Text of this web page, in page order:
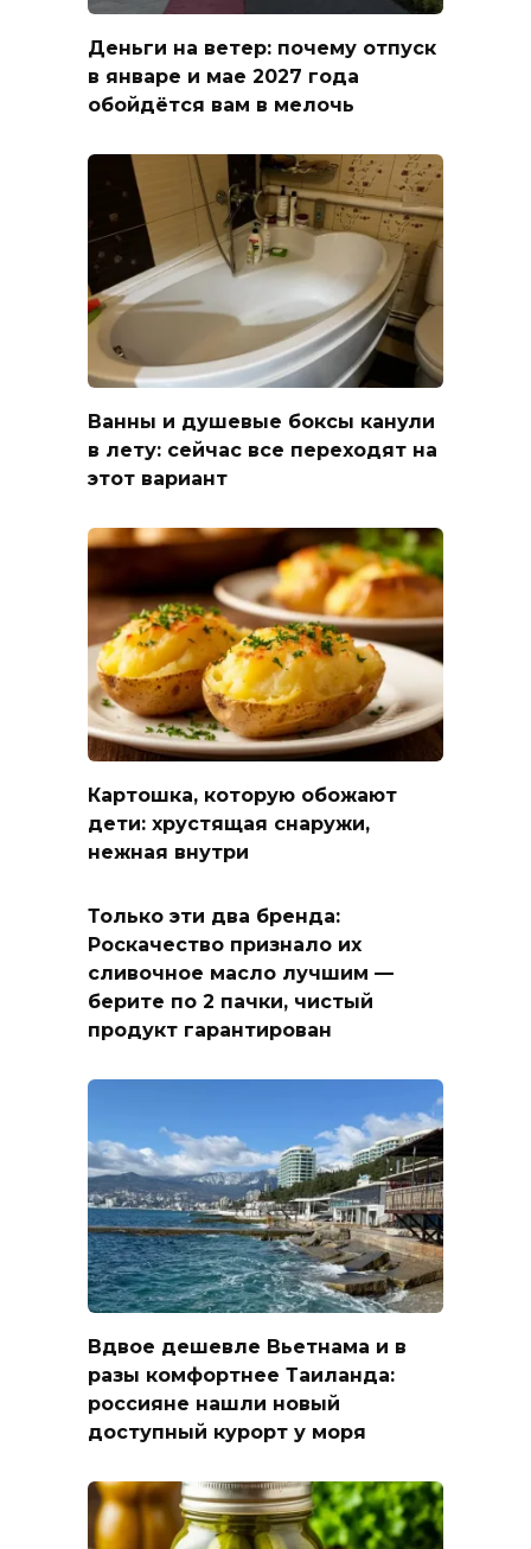
Деньги на ветер: почему отпуск
в январе и мае 2027 года
обойдётся вам в мелочь
Ванны и душевые боксы канули
в лету: сейчас все переходят на
этот вариант
Картошка, которую обожают
дети: хрустящая снаружи,
нежная внутри
Только эти два бренда:
Роскачество признало их
сливочное масло лучшим —
берите по 2 пачки, чистый
продукт гарантирован
Вдвое дешевле Вьетнама и в
разы комфортнее Таиланда:
россияне нашли новый
доступный курорт у моря